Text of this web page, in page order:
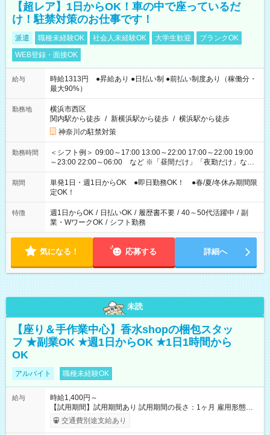
【超レア】1日からOK！車の中で座っているだ
け！駐禁対策のお仕事です！
派遣 職種未経験OK 社会人未経験OK 大学生歓迎
ブランクOK
WEB登録・面接OK
給与
時給1313円 ●昇給あり ●日払い制 ●前払い制度あり（稼働分・
最大90%）
勤務地
横浜市西区
関内駅から徒歩 / 新横浜駅から徒歩 / 横浜駅から徒歩
神奈川の駐禁対策
勤務時間
＜シフト例＞ 09:00～17:00 13:00～22:00 17:00～22:00 19:00
～23:00 22:00～06:00 など ※「昼間だけ」「夜勤だけ」など
の希望OK
期間
単発1日・週1日からOK ●即日勤務OK！ ●春/夏/冬休み期間限
定OK！
特徴 週1日からOK / 日払いOK / 履歴書不要 / 40～50代活躍中 / 副
業・WワークOK / シフト勤務
気になる！ 応募する 詳細へ
未読
【座り＆手作業中心】香水shopの梱包スタッ
フ ★副業OK ★週1日からOK ★1日1時間から
OK
アルバイト 職種未経験OK
給与
時給1,400円～
【試用期間】試用期間あり 試用期間の長さ：1ヶ月 雇用形態、
給与は本採用時と同じです。
交通費別途支給あり